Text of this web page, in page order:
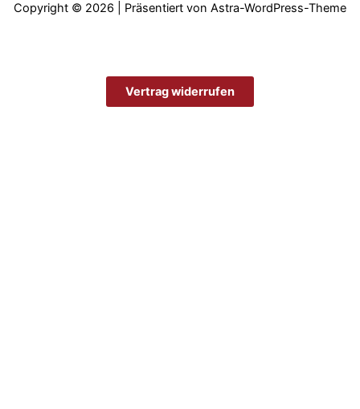
Copyright © 2026 | Präsentiert von Astra-WordPress-Theme
Vertrag widerrufen